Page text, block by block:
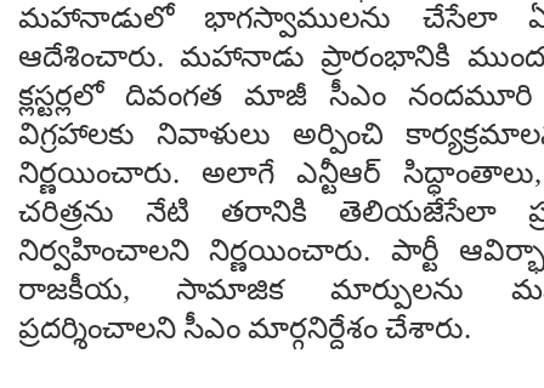
మహానాడులో భాగస్వాములను చేసేలా
ఆదేశించారు. మహానాడు ప్రారంభానికి
క్లస్టర్లలో దివంగత మాజీ సీఎం
విగ్రహాలకు నివాళులు అర్పించి
నిర్ణయించారు. అలాగే ఎన్టీఆర్ సిద్ధాంతాలు,
చరిత్రను నేటి తరానికి తెలియజేసేలా
నిర్వహించాలని నిర్ణయించారు. పార్టీ
రాజకీయ, సామాజిక మార్పులను
ప్రదర్శించాలని సీఎం మార్గనిర్దేశం చేశారు.